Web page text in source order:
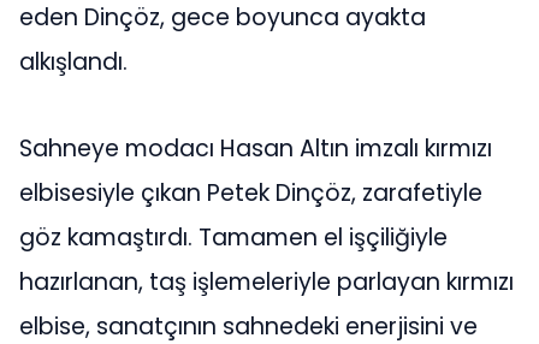
eden Dinçöz, gece boyunca ayakta
alkışlandı.
Sahneye modacı Hasan Altın imzalı kırmızı
elbisesiyle çıkan Petek Dinçöz, zarafetiyle
göz kamaştırdı. Tamamen el işçiliğiyle
hazırlanan, taş işlemeleriyle parlayan kırmızı
elbise, sanatçının sahnedeki enerjisini ve